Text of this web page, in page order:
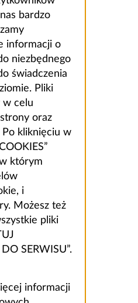
bardzo
informacji o
niezbędnego
świadczenia
Pliki
w celu
oraz
Po kliknięciu w
którym
i
Możesz też
pliki
SERWISU”.
informacji